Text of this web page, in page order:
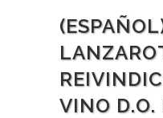
VINO D.O.